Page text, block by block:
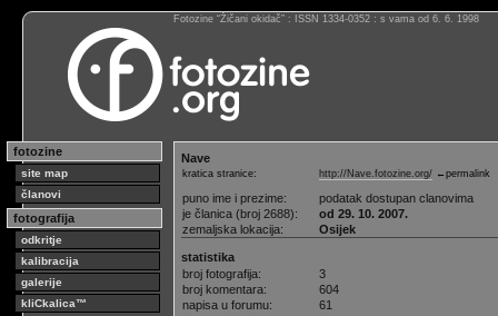
Fotozine “Žičani okidač” : ISSN 1334-0352 : s vama od 6. 6. 1998
fotozine
site map
članovi
fotografija
odkritje
kalibracija
galerije
kliCkalica™
Nave
kratica stranice: http://Nave.fotozine.org/ ←permalink
puno ime i prezime:
podatak dostupan clanovima
je članica (broj 2688):
od 29. 10. 2007.
zemaljska lokacija:
Osijek
statistika
broj fotografija:
3
broj komentara:
604
napisa u forumu:
61